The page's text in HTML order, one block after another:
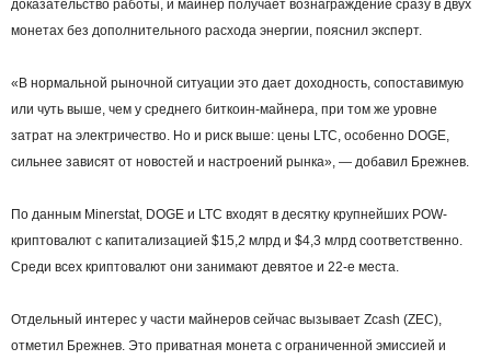
доказательство работы, и майнер получает вознаграждение сразу в двух
монетах без дополнительного расхода энергии, пояснил эксперт.
«В нормальной рыночной ситуации это дает доходность, сопоставимую
или чуть выше, чем у среднего биткоин‑майнера, при том же уровне
затрат на электричество. Но и риск выше: цены LTC, особенно DOGE,
сильнее зависят от новостей и настроений рынка», — добавил Брежнев.
По данным Minerstat, DOGE и LTC входят в десятку крупнейших POW-
криптовалют с капитализацией $15,2 млрд и $4,3 млрд соответственно.
Среди всех криптовалют они занимают девятое и 22-е места.
Отдельный интерес у части майнеров сейчас вызывает Zcash (ZEC),
отметил Брежнев. Это приватная монета с ограниченной эмиссией и